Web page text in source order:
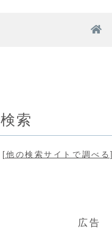
検索
[他の検索サイトで調べる]
広告